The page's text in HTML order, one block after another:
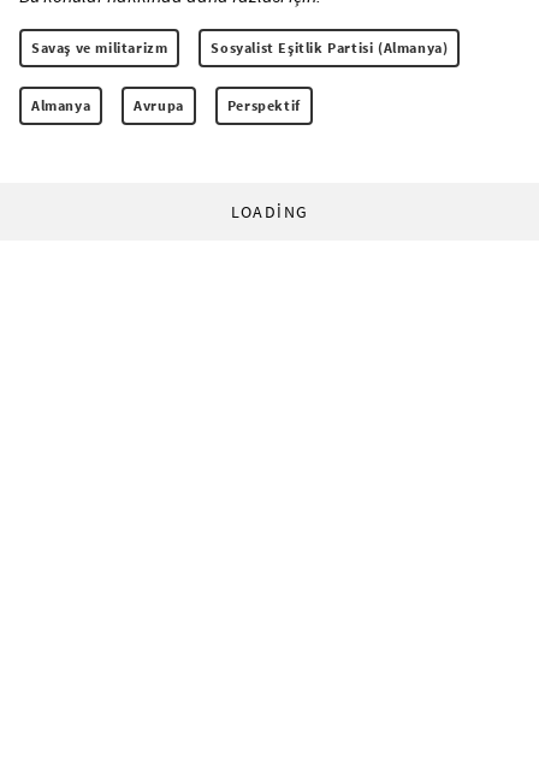
Savaş ve militarizm Sosyalist Eşitlik Partisi (Almanya)
Almanya Avrupa Perspektif
LOADING